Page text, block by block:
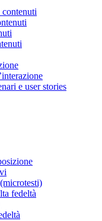
e user stories
fedeltà